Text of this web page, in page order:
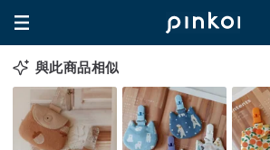
與此商品相似